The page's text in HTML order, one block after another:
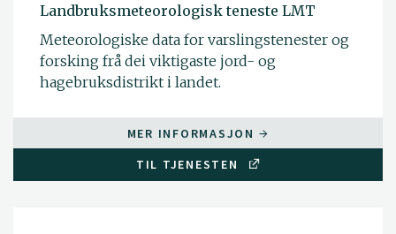
Landbruksmeteorologisk teneste LMT
Meteorologiske data for varslingstenester og
forsking frå dei viktigaste jord- og
hagebruksdistrikt i landet.
MER INFORMASJON
TIL TJENESTEN